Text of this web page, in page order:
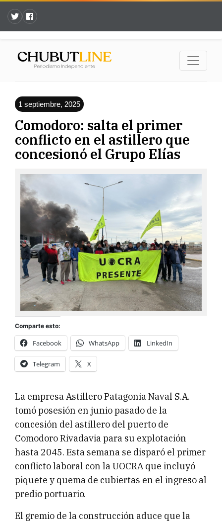
1 septiembre, 2025
Comodoro: salta el primer
conflicto en el astillero que
concesionó el Grupo Elías
Comparte esto:
Facebook WhatsApp LinkedIn
Telegram X
La empresa Astillero Patagonia Naval S.A.
tomó posesión en junio pasado de la
concesión del astillero del puerto de
Comodoro Rivadavia para su explotación
hasta 2045. Esta semana se disparó el primer
conflicto laboral con la UOCRA que incluyó
piquete y quema de cubiertas en el ingreso al
predio portuario.
El gremio de la construcción aduce que la